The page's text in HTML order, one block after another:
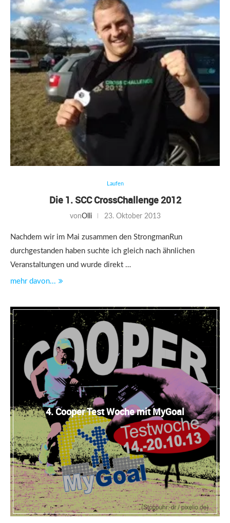
Laufen
Die 1. SCC CrossChallenge 2012
vonOlli 23. Oktober 2013
Nachdem wir im Mai zusammen den StrongmanRun
durchgestanden haben suchte ich gleich nach ähnlichen
Veranstaltungen und wurde direkt …
mehr davon...
4. Cooper Test Woche mit MyGoal